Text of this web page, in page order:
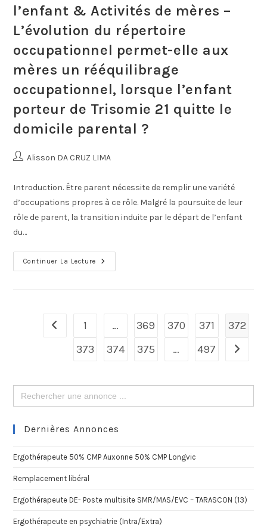
l’enfant & Activités de mères –
L’évolution du répertoire
occupationnel permet-elle aux
mères un rééquilibrage
occupationnel, lorsque l’enfant
porteur de Trisomie 21 quitte le
domicile parental ?
Alisson DA CRUZ LIMA
Introduction. Être parent nécessite de remplir une variété
d’occupations propres à ce rôle. Malgré la poursuite de leur
rôle de parent, la transition induite par le départ de l’enfant
du…
Continuer La Lecture
1 … 369 370 371
372
373
374 375 … 497
Search
for:
Dernières Annonces
Ergothérapeute 50% CMP Auxonne 50% CMP Longvic
Remplacement libéral
Ergothérapeute DE- Poste multisite SMR/MAS/EVC – TARASCON (13)
Ergothérapeute en psychiatrie (Intra/Extra)